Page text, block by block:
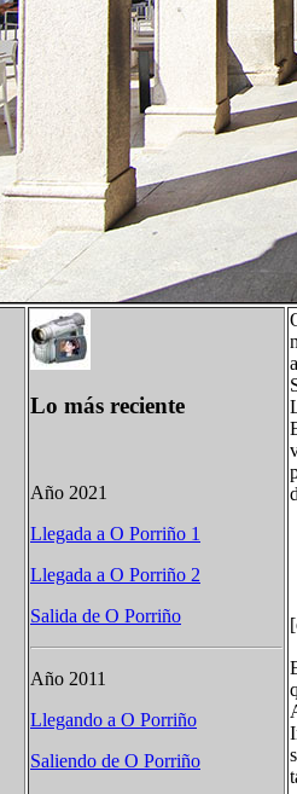
Lo más reciente
Año 2021
Llegada a O Porriño 1
Llegada a O Porriño 2
Salida de O Porriño
Año 2011
Llegando a O Porriño
Saliendo de O Porriño